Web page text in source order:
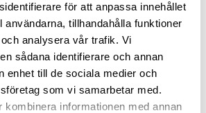
för att anpassa innehållet
användarna, tillhandahålla funktioner
analysera vår trafik. Vi
sådana identifierare och annan
enhet till de sociala medier och
som vi samarbetar med.
kombinera informationen med annan
2pets belöningsgodis
Lamm - 100 g
Av färska råvaror
49kr